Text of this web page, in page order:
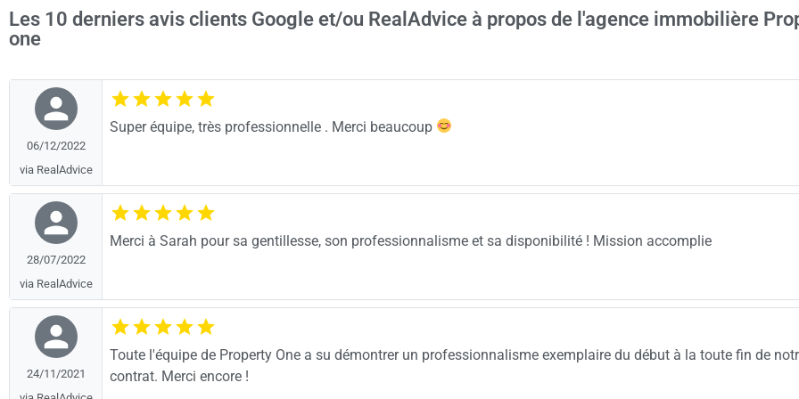
Les 10 derniers avis clients Google et/ou RealAdvice à propos de l'agence immobilière
one
06/12/2022
via RealAdvice
Super équipe, très professionnelle . Merci beaucoup
28/07/2022
via RealAdvice
Merci à Sarah pour sa gentillesse, son professionnalisme et sa disponibilité ! Mission accomplie
24/11/2021
Toute l'équipe de Property One a su démontrer un professionnalisme exemplaire du début à la toute fin de
contrat. Merci encore !